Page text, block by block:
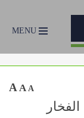
MENU
A A A